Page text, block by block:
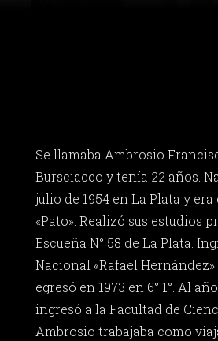
Se llamaba Ambrosio
Bursciacco y tenía 22 años.
julio de 1954 en La Plata y
«Pato». Realizó sus estudios
Escueña N° 58 de La Plata.
Nacional «Rafael Hernández»
egresó en 1973 en 6° 1°. Al
ingresó a la Facultad de
Ambrosio trabajaba como